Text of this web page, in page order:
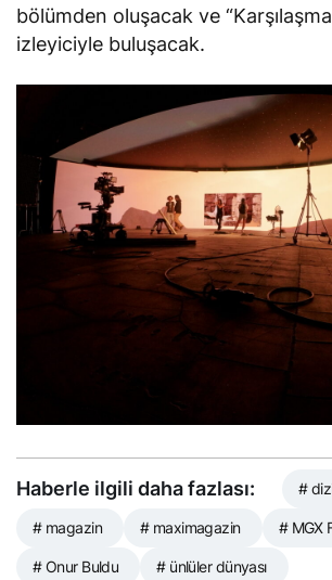
bölümden oluşacak ve
izleyiciyle buluşacak.
Haberle ilgili daha fazlası: #
# magazin # maximagazin # MGX
# Onur Buldu # ünlüler dünyası